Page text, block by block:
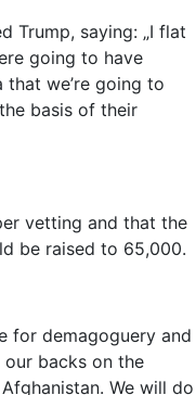
Trump, saying: „I flat
going to have
that we’re going to
basis of their
vetting and that the
be raised to 65,000.
for demagoguery and
our backs on the
We will do